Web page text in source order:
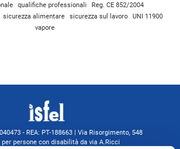
qualifiche professionali
Reg. CE 852/2004
sicurezza alimentare sicurezza sul lavoro
UNI 11900
vapore
- REA: PT-188663 | Via Risorgimento, 548
persone con disabilità da via A.Ricci